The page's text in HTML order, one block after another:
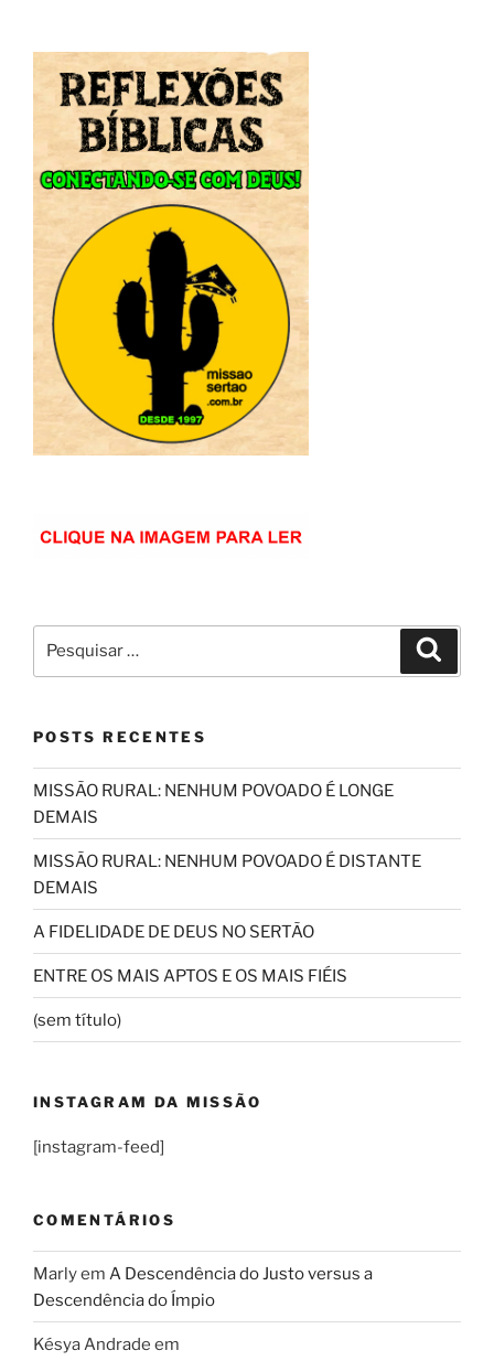
por:
POSTS RECENTES
MISSÃO RURAL: NENHUM POVOADO É LONGE
DEMAIS
MISSÃO RURAL: NENHUM POVOADO É DISTANTE
DEMAIS
A FIDELIDADE DE DEUS NO SERTÃO
ENTRE OS MAIS APTOS E OS MAIS FIÉIS
(sem título)
INSTAGRAM DA MISSÃO
[instagram-feed]
COMENTÁRIOS
Marlyem A Descendência do Justo versus a
Descendência do Ímpio
Késya Andrade em